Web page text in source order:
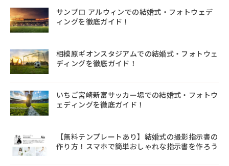
サンプロ アルウィンでの結婚式・フォトウェデ
ィングを徹底ガイド！
相模原ギオンスタジアムでの結婚式・フォトウェ
ディングを徹底ガイド！
いちご宮崎新富サッカー場での結婚式・フォトウ
ェディングを徹底ガイド！
【無料テンプレートあり】結婚式の撮影指示書の
作り方！スマホで簡単おしゃれな指示書を作ろう